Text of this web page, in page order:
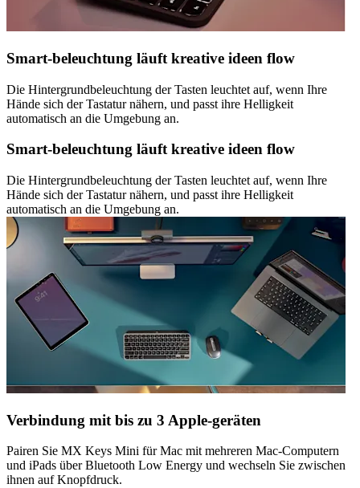
Smart-beleuchtung läuft kreative ideen flow
Die Hintergrundbeleuchtung der Tasten leuchtet auf, wenn Ihre
Hände sich der Tastatur nähern, und passt ihre Helligkeit
automatisch an die Umgebung an.
Smart-beleuchtung läuft kreative ideen flow
Die Hintergrundbeleuchtung der Tasten leuchtet auf, wenn Ihre
Hände sich der Tastatur nähern, und passt ihre Helligkeit
automatisch an die Umgebung an.
Verbindung mit bis zu 3 Apple-geräten
Pairen Sie MX Keys Mini für Mac mit mehreren Mac-Computern
und iPads über Bluetooth Low Energy und wechseln Sie zwischen
ihnen auf Knopfdruck.